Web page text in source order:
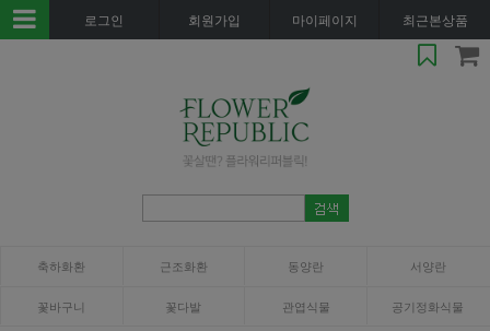
로그인 회원가입 마이페이지 최근본상품
축하화환 근조화환 동양란 서양란
꽃바구니 꽃다발 관엽식물 공기정화식물